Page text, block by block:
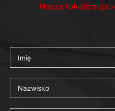
Nasza lokalizacja >